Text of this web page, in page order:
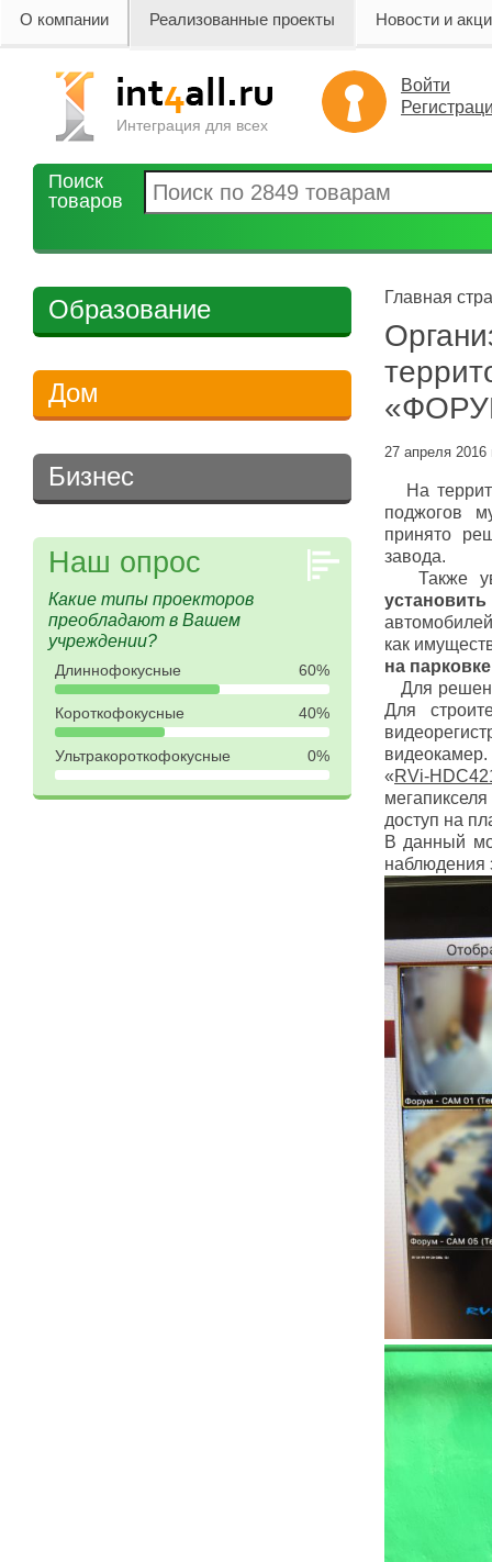
О компании Реализованные проекты Новости и
Интеграция для всех
Войти
Поиск
товаров
Образование
Дом
Бизнес
Наш опрос
Какие типы проекторов
преобладают в Вашем
учреждении?
Длиннофокусные 60%
Короткофокусные 40%
Ультракороткофокусные 0%
Главная
27 апреля 2016
На
поджогов
принято
завода.
Также
как
на парковке
Для
Для
«RVi-
доступ на
В данный
наблюдения